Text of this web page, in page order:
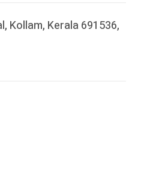
Kollam, Kerala 691536,